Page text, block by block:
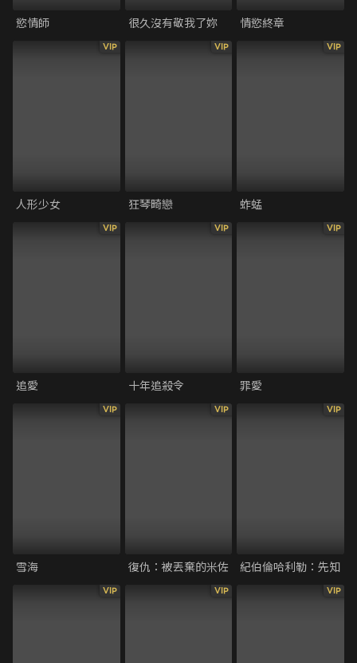
慾情師 很久沒有敬我了妳 情慾終章
VIP
人形少女
VIP
狂琴畸戀
VIP
蚱蜢
VIP
追愛
VIP
十年追殺令
VIP
罪愛
VIP
雪海
VIP
復仇：被丟棄的米佐
VIP
紀伯倫哈利勒：先知
VIP VIP VIP